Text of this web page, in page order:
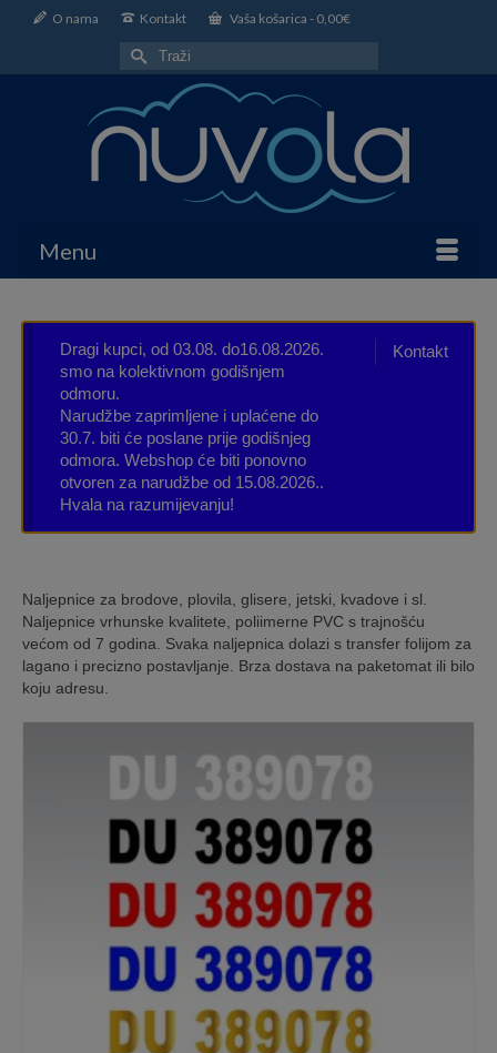
O nama Kontakt Vaša košarica - 0,00€
Search
for:
Menu
Kontakt
Dragi kupci, od 03.08. do16.08.2026.
smo na kolektivnom godišnjem
odmoru.
Narudžbe zaprimljene i uplaćene do
30.7. biti će poslane prije godišnjeg
odmora. Webshop će biti ponovno
otvoren za narudžbe od 15.08.2026..
Hvala na razumijevanju!
Naljepnice za brodove, plovila, glisere, jetski, kvadove i sl.
Naljepnice vrhunske kvalitete, poliimerne PVC s trajnošću
većom od 7 godina. Svaka naljepnica dolazi s transfer folijom za
lagano i precizno postavljanje. Brza dostava na paketomat ili bilo
koju adresu.